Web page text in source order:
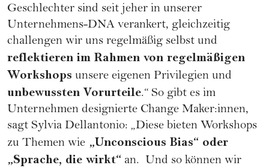
Geschlechter sind seit jeher in unserer
Unternehmens-DNA verankert, gleichzeitig
challengen wir uns regelmäßig selbst und
reflektieren im Rahmen von regelmäßigen
Workshops unsere eigenen Privilegien und
unbewussten Vorurteile.“ So gibt es im
Unternehmen designierte Change Maker:innen,
sagt Sylvia Dellantonio: „Diese bieten Workshops
zu Themen wie „Unconscious Bias“ oder
„Sprache, die wirkt“ an. Und so können wir